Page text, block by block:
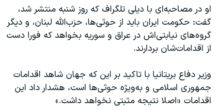
او در مصاحبه‌ای با دیلی تلگراف که روز شنبه منتشر شد،
گفت: حکومت ایران باید از حوثی‌ها، حزب‌الله لبنان، و دیگر
گروه‌های نیابتی‌اش در عراق و سوریه بخواهد که فورا دست
از اقدامات‌شان بردارند.
وزیر دفاع بریتانیا با تاکید بر این که جهان شاهد اقدامات
جمهوری اسلامی و به‌ویژه حوثی‌ها است، هشدار داد این
اقدامات «اصلا نتیجه مثبتی نخواهد داشت.»